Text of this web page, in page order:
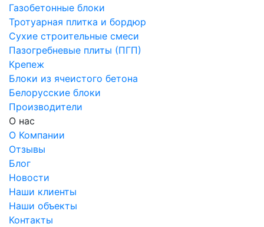
Газобетонные блоки
Тротуарная плитка и бордюр
Сухие строительные смеси
Пазогребневые плиты (ПГП)
Крепеж
Блоки из ячеистого бетона
Белорусские блоки
Производители
О нас
О Компании
Отзывы
Блог
Новости
Наши клиенты
Наши объекты
Контакты